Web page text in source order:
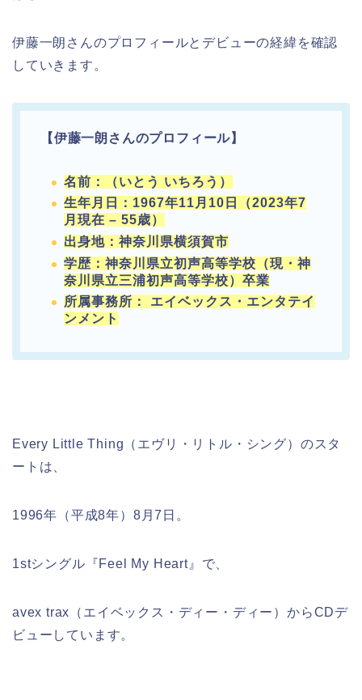
伊藤一朗さんのプロフィールとデビューの経緯を確認
していきます。
【伊藤一朗さんのプロフィール】
名前：（いとう いちろう）
生年月日：1967年11月10日（2023年7
月現在 – 55歳）
出身地：神奈川県横須賀市
学歴：神奈川県立初声高等学校（現・神
奈川県立三浦初声高等学校）卒業
所属事務所： エイベックス・エンタテイ
ンメント
Every Little Thing（エヴリ・リトル・シング）のスタ
ートは、
1996年（平成8年）8月7日。
1stシングル『Feel My Heart』で、
avex trax（エイベックス・ディー・ディー）からCDデ
ビューしています。